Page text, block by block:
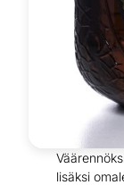
lisäksi